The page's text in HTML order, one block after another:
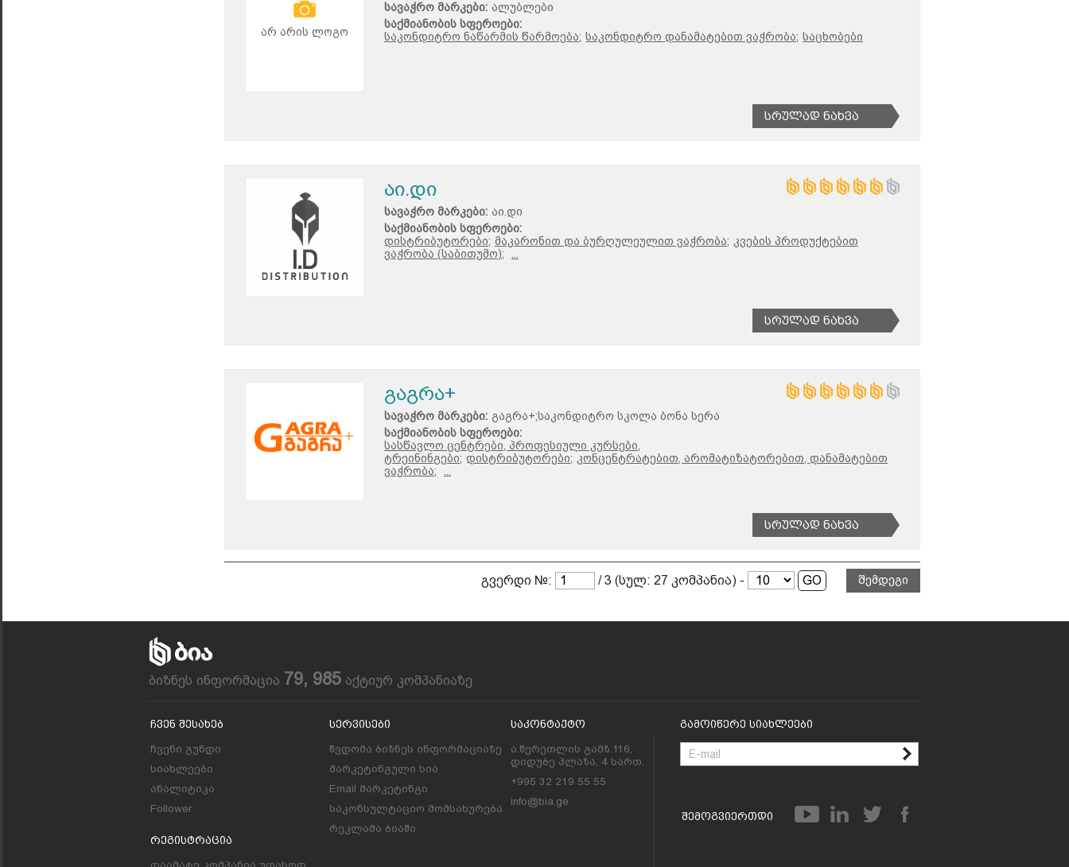
არ არის ლოგო
სავაჭრო მარკები: ალუბლები
საქმიანობის სფეროები:
საკონდიტრო ნაწარმის წარმოება; საკონდიტრო დანამატებით ვაჭრობა; საცხობები
Სრულად Ნახვა
აი.დი
სავაჭრო მარკები: აი.დი
საქმიანობის სფეროები:
დისტრიბუტორები; მაკარონით და ბურღულეულით ვაჭრობა; კვების პროდუქტებით
ვაჭრობა (საბითუმო);
Სრულად Ნახვა
გაგრა+
სავაჭრო მარკები: გაგრა+;საკონდიტრო სკოლა ბონა სერა
საქმიანობის სფეროები:
სასწავლო ცენტრები, პროფესიული კურსები,
ტრეინინგები; დისტრიბუტორები; კონცენტრატებით, არომატიზატორებით, დანამატებით
ვაჭრობა;
Სრულად Ნახვა
შემდეგი
გვერდი №: / 3 (სულ: 27 კომპანია) -
ბიზნეს ინფორმაცია 79, 985 აქტიურ კომპანიაზე
Ჩვენ Შესახებ
ჩვენი გუნდი
სიახლეები
ანალიტიკა
Follower
Რეგისტრაცია
Სერვისები
წვდომა ბიზნეს ინფორმაციაზე
მარკეტინგული სია
Email მარკეტინგი
საკონსულტაციო მომსახურება
რეკლამა ბიაში
Საკონტაქტო
ა.წერეთლის გამზ.116,
დიდუბე პლაზა, 4 სართ.
+995 32 219 55 55
info@bia.ge
Გამოიწერე Სიახლეები
Შემოგვიერთდი